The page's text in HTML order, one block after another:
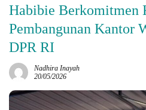
Habibie Berkomitmen
Pembangunan Kantor
DPR RI
Nadhira Inayah
20/05/2026